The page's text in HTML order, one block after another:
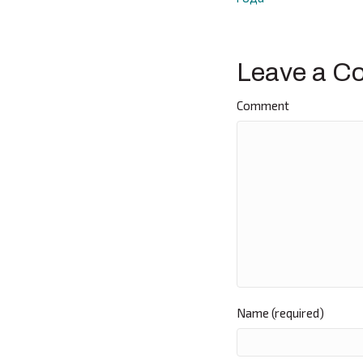
Leave a
Comment
Name (required)